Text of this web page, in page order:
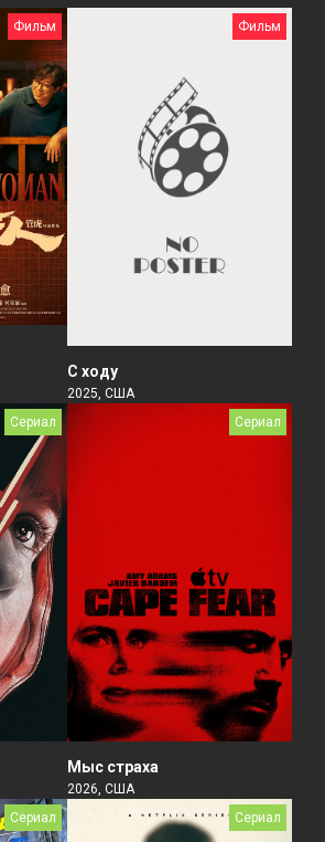
Фильм Фильм
С ходу
2025, США
Сериал
Сериал
Мыс страха
2026, США
Сериал
Сериал